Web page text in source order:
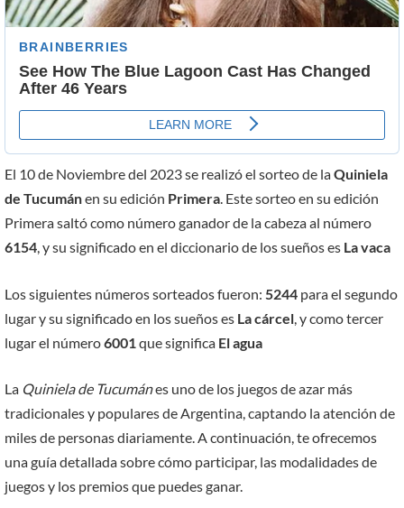
El 10 de Noviembre del 2023 se realizó el sorteo de laQuiniela
de Tucumánen su edición Primera. Este sorteo en su edición
Primera saltó como número ganador de la cabeza al número
6154, y su significado en el diccionario de los sueños es La vaca
Los siguientes números sorteados fueron: 5244 para el segundo
lugar y su significado en los sueños es La cárcel , y como tercer
lugar el número6001 que significa El agua
La Quiniela de Tucumánes uno de los juegos de azar más
tradicionales y populares de Argentina, captando la atención de
miles de personas diariamente. A continuación, te ofrecemos
una guía detallada sobre cómo participar, las modalidades de
juegos y los premios que puedes ganar.